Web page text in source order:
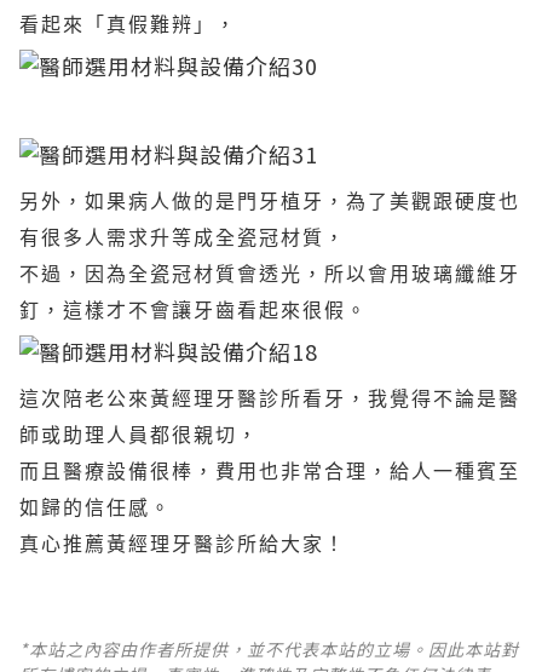
看起來「真假難辨」，
另外，如果病人做的是門牙植牙，為了美觀跟硬度也
有很多人需求升等成全瓷冠材質，
不過，因為全瓷冠材質會透光，所以會用玻璃纖維牙
釘，這樣才不會讓牙齒看起來很假。
這次陪老公來黃經理牙醫診所看牙，我覺得不論是醫
師或助理人員都很親切，
而且醫療設備很棒，費用也非常合理，給人一種賓至
如歸的信任感。
真心推薦黃經理牙醫診所給大家！
*本站之內容由作者所提供，並不代表本站的立場。因此本站對